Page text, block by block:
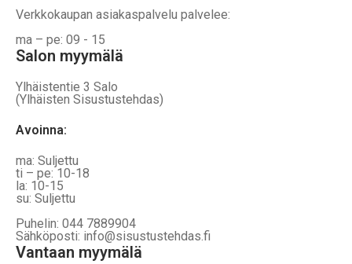
Verkkokaupan asiakaspalvelu palvelee:
ma – pe: 09 - 15
Salon myymälä
Ylhäistentie 3 Salo
(Ylhäisten Sisustustehdas)
Avoinna:
ma: Suljettu
ti – pe: 10-18
la: 10-15
su: Suljettu
Puhelin: 044 7889904
Sähköposti: info@sisustustehdas.fi
Vantaan myymälä